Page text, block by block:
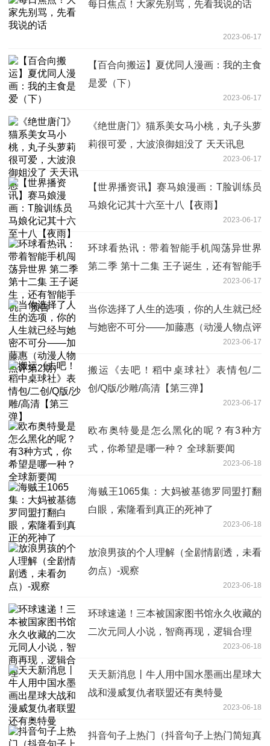
每日焦点！大家先别骂，先看我说的话
2023-06-17
【百合向搬运】夏优同人漫画：我的主食
是爱（下）
2023-06-17
《绝世唐门》猫系美女马小桃，丸子头萝
莉很可爱，大波浪御姐没了 天天讯息
2023-06-17
【世界播资讯】赛马娘漫画：T脸训练员
马娘化记其十六至十八【夜雨】
2023-06-17
环球看热讯：带着智能手机闯荡异世界
第二季 第十二集 王子诞生，还有智能手
2023-06-17
当你选择了人生的选项，你的人生就已经
与她密不可分——加藤惠（动漫人物点评
2023-06-17
搬运《去吧！稻中桌球社》表情包/二
创/Q版/沙雕/高清【第三弹】
2023-06-17
欧布奥特曼是怎么黑化的呢？有3种方
式，你希望是哪一种？ 全球新要闻
2023-06-18
海贼王1065集：大妈被基德罗同盟打翻
白眼，索隆看到真正的死神了
2023-06-18
放浪男孩的个人理解（全剧情剧透，未看
勿点）-观察
2023-06-18
环球速递！三本被国家图书馆永久收藏的
二次元同人小说，智商再现，逻辑合理
2023-06-18
天天新消息丨牛人用中国水墨画出星球大
战和漫威复仇者联盟还有奥特曼
2023-06-18
抖音句子上热门（抖音句子上热门简短真